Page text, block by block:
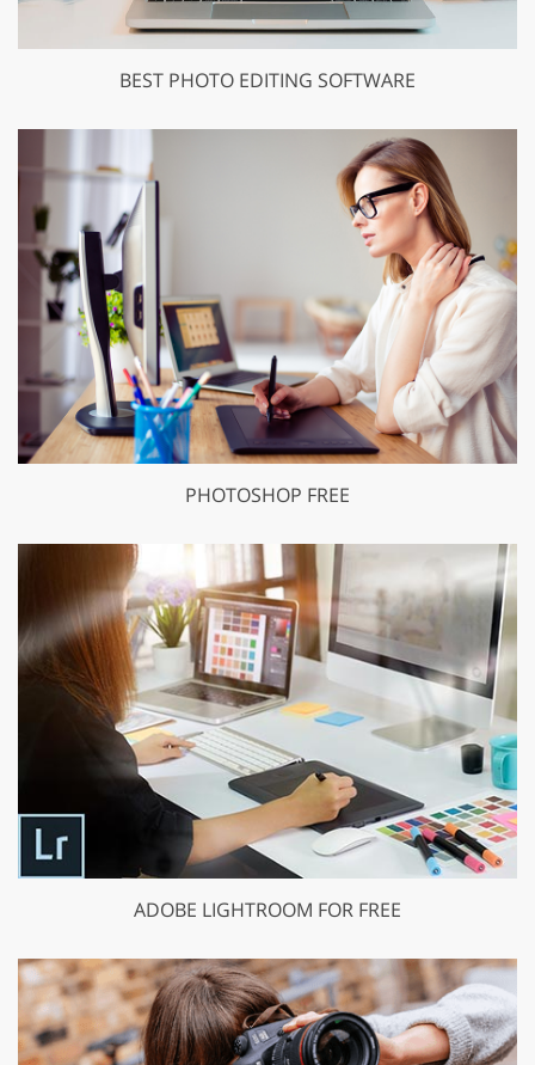
BEST PHOTO EDITING SOFTWARE
PHOTOSHOP FREE
ADOBE LIGHTROOM FOR FREE